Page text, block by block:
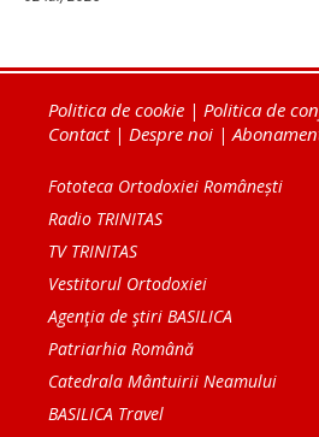
Politica de cookie | Politica de
Contact| Despre noi |
Fototeca Ortodoxiei Românești
Radio TRINITAS
TV TRINITAS
Vestitorul Ortodoxiei
Agenţia de ştiri BASILICA
Patriarhia Română
Catedrala Mântuirii Neamului
BASILICA Travel